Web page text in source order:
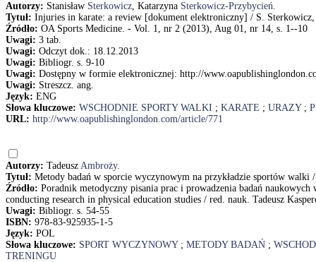
Autorzy: Stanisław Sterkowicz, Katarzyna Sterkowicz-Przybycień.
Tytuł: Injuries in karate: a review [dokument elektroniczny] / S.
Źródło: OA Sports Medicine. - Vol. 1, nr 2 (2013), Aug 01, nr 14, s. 1--10
Uwagi: 3 tab.
Uwagi: Odczyt dok.: 18.12.2013
Uwagi: Bibliogr. s. 9-10
Uwagi: Dostępny w formie elektronicznej: http://
Uwagi: Streszcz. ang.
Język: ENG
Słowa kluczowe: WSCHODNIE SPORTY WALKI ; KARATE ; URAZY;
URL: http://www.oapublishinglondon.com/article/771
Autorzy: Tadeusz Ambroży.
Tytuł: Metody badań w sporcie wyczynowym na przykładzie sportów walki
Źródło: Poradnik metodyczny pisania prac i prowadzenia badań
conducting research in physical education studies / red. nauk. Tadeusz
Uwagi: Bibliogr. s. 54-55
ISBN: 978-83-925935-1-5
Język: POL
Słowa kluczowe: SPORT WYCZYNOWY; METODY BADAŃ ;
TRENINGU